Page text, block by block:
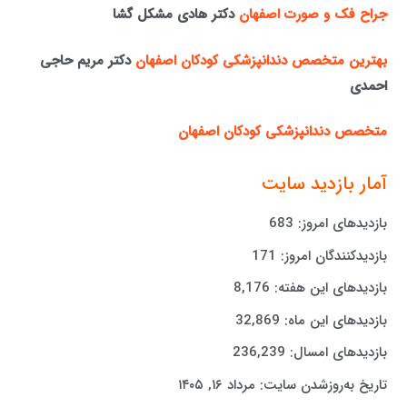
جراح فک و صورت اصفهان دکتر هادی مشکل گشا
بهترین متخصص دندانپزشکی کودکان اصفهان دکتر مریم حاجی
احمدی
متخصص دندانپزشکی کودکان اصفهان
آمار بازدید سایت
بازدیدهای امروز: 683
بازدیدکنندگان امروز: 171
بازدیدهای این هفته: 8,176
بازدیدهای این ماه: 32,869
بازدیدهای امسال: 236,239
تاریخ به‌روزشدن سایت: مرداد ۱۶, ۱۴۰۵